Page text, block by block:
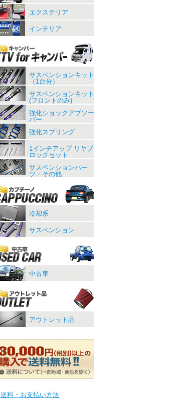
エクステリア
インテリア
サスペンションキット
（1台分）
サスペンションキット
(フロントのみ)
強化ショックアブソー
バー
強化スプリング
1インチアップ リヤブ
ロックセット
サスペンションパー
ツ・その他
冷却系
サスペンション
中古車
アウトレット品
送料・お支払い方法